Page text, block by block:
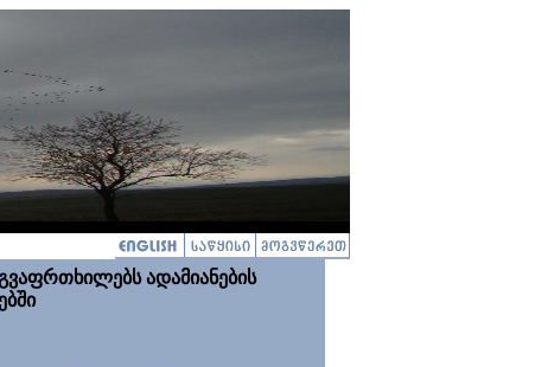
ადამიანების